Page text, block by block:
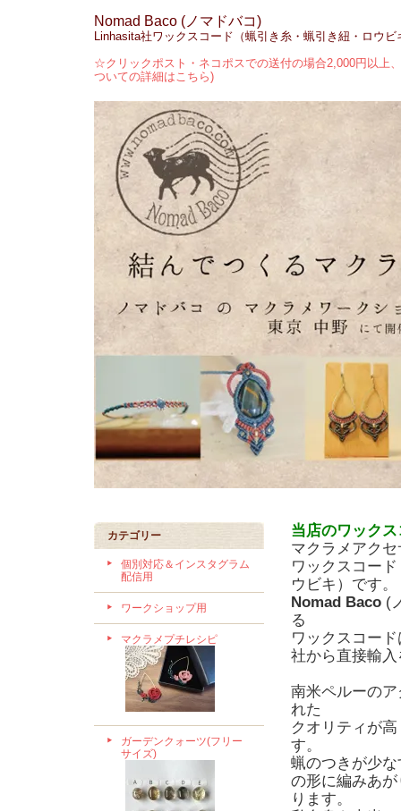
Nomad Baco (ノマドバコ)
Linhasita社ワックスコード（蝋引き糸・蝋引き紐・ロウ
☆クリックポスト・ネコポスでの送付の場合2,000円以上
ついての詳細はこちら)
カテゴリー
個別対応＆インスタグラム
配信用
ワークショップ用
マクラメプチレシピ
ガーデンクォーツ(フリー
サイズ)
当店のワック
マクラメアク
ワックスコー
ウビキ）です。
Nomad Baco (
る
ワックスコー
社から直接輸
南米ペルーの
れた
クオリティが
す。
蝋のつきが少
の形に編みあ
ります。